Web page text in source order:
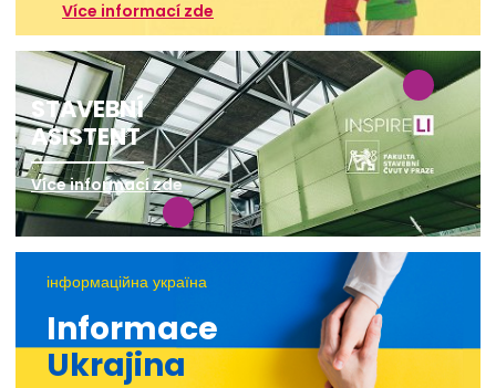
Více informací zde
STAVEBNÍ
ASISTENT
Více informací zde
інформаційна україна
Informace
Ukrajina